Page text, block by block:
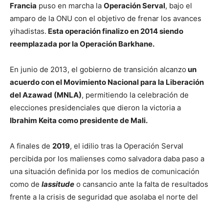
Francia puso en marcha la Operación Serval, bajo el
amparo de la ONU con el objetivo de frenar los avances
yihadistas. Esta operación finalizo en 2014 siendo
reemplazada por la Operación Barkhane.
En junio de 2013, el gobierno de transición alcanzo un
acuerdo con el Movimiento Nacional para la Liberación
del Azawad (MNLA), permitiendo la celebración de
elecciones presidenciales que dieron la victoria a
Ibrahim Keita como presidente de Mali.
A finales de 2019, el idilio tras la Operación Serval
percibida por los malienses como salvadora daba paso a
una situación definida por los medios de comunicación
como de lassitude o cansancio ante la falta de resultados
frente a la crisis de seguridad que asolaba el norte del